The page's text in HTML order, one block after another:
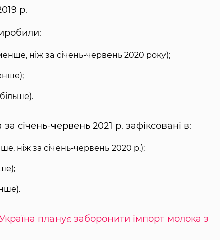
р.
ніж за січень-червень 2020 року);
січень-червень 2021 р. зафіксовані в:
ніж за січень-червень 2020 р.);
планує заборонити імпорт молока з